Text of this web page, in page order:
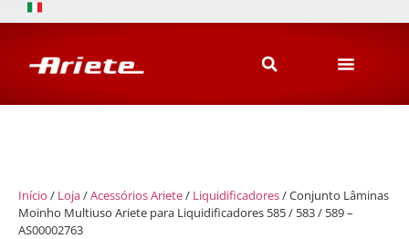
Início / Loja/Acessórios Ariete/ Liquidificadores/ Conjunto Lâminas
Moinho Multiuso Ariete para Liquidificadores 585 / 583 / 589 –
AS00002763